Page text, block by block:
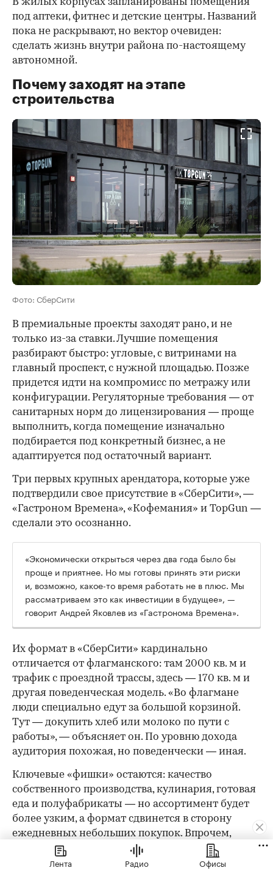
В жилых корпусах запланированы помещения
под аптеки, фитнес и детские центры. Названий
пока не раскрывают, но вектор очевиден:
сделать жизнь внутри района по-настоящему
автономной.
Почему заходят на этапе
строительства
Фото: СберСити
В премиальные проекты заходят рано, и не
только из-за ставки. Лучшие помещения
разбирают быстро: угловые, с витринами на
главный проспект, с нужной площадью. Позже
придется идти на компромисс по метражу или
конфигурации. Регуляторные требования — от
санитарных норм до лицензирования — проще
выполнить, когда помещение изначально
подбирается под конкретный бизнес, а не
адаптируется под остаточный вариант.
Три первых крупных арендатора, которые уже
подтвердили свое присутствие в «СберСити», —
«Гастроном Времена», «Кофемания» и TopGun —
сделали это осознанно.
«Экономически открыться через два года было бы
проще и приятнее. Но мы готовы принять эти риски
и, возможно, какое-то время работать не в плюс. Мы
рассматриваем это как инвестиции в будущее», —
говорит Андрей Яковлев из «Гастронома Времена».
Их формат в «СберСити» кардинально
отличается от флагманского: там 2000 кв. м и
трафик с проездной трассы, здесь — 170 кв. м и
другая поведенческая модель. «Во флагмане
люди специально едут за большой корзиной.
Тут — докупить хлеб или молоко по пути с
работы», — объясняет он. По уровню дохода
аудитория похожая, но поведенчески — иная.
Ключевые «фишки» остаются: качество
собственного производства, кулинария, готовая
еда и полуфабрикаты — но ассортимент будет
более узким, а формат сдвинется в сторону
ежедневных небольших покупок. Впрочем,
малым форматом история не ограничивается: в
составе офисного кластера «СберСити» команда
Лента Радио Офисы